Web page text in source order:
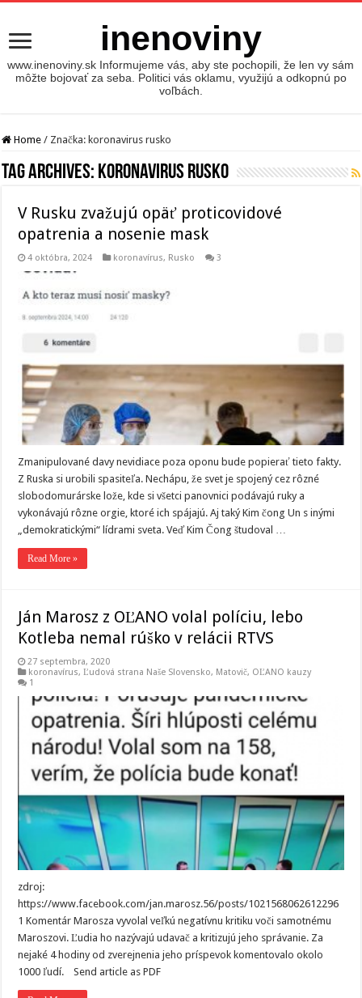
inenoviny
www.inenoviny.sk Informujeme vás, aby ste pochopili, že len vy sám
môžte bojovať za seba. Politici vás oklamu, využijú a odkopnú po
voľbách.
Home / Značka: koronavirus rusko
Tag Archives: koronavirus rusko
V Rusku zvažujú opäť proticovidové
opatrenia a nosenie mask
4 októbra, 2024 koronavírus, Rusko 3
Zmanipulované davy nevidiace poza oponu bude popierať tieto fakty.
Z Ruska si urobili spasiteľa. Nechápu, že svet je spojený cez rôzné
slobodomurárske lože, kde si všetci panovnici podávajú ruky a
vykonávajú rôzne orgie, ktoré ich spájajú. Aj taký Kim čong Un s inými
„demokratickými“ lídrami sveta. Veď Kim Čong študoval …
Read More »
Ján Marosz z OĽANO volal políciu, lebo
Kotleba nemal rúško v relácii RTVS
27 septembra, 2020
koronavírus,Ľudová strana Naše Slovensko, Matovič, OĽANO kauzy
1
zdroj:
https://www.facebook.com/jan.marosz.56/posts/1021568062612296
1 Komentár Marosza vyvolal veľkú negatívnu kritiku voči samotnému
Maroszovi. Ľudia ho nazývajú udavač a kritizujú jeho správanie. Za
nejaké 4 hodiny od zverejnenia jeho príspevok komentovalo okolo
1000 ľudí. Send article as PDF